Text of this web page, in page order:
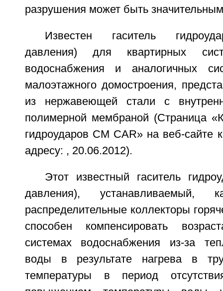
разрушения может быть
Известен гаситель
давления) для квартирных
водоснабжения и аналогичных
малоэтажного домостроения,
из нержавеющей стали с
полимерной мембраной (Страница
гидроударов CM CAR» на веб-сайте
адресу: , 20.06.2012).
Этот известный гаситель
давления),
распределительные коллекторы
способен компенсировать
системах водоснабжения из-за
воды в результате нагрева в
температуры в период